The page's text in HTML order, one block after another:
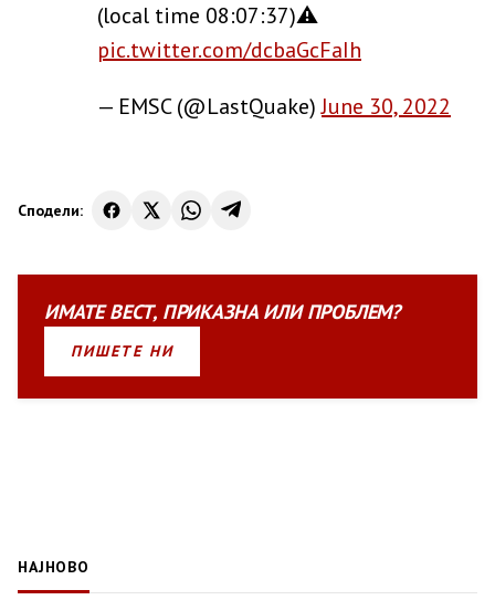
(local time 08:07:37)⚠
pic.twitter.com/dcbaGcFaIh
— EMSC (@LastQuake)June 30, 2022
Сподели:
ИМАТЕВЕСТ, ПРИКАЗНАИЛИПРОБЛЕМ?
ПИШЕТЕ НИ
НАЈНОВО